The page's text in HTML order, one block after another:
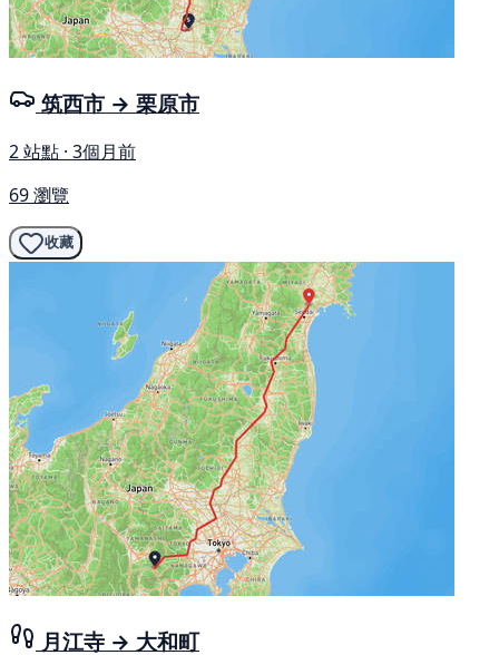
筑西市 → 栗原市
2 站點 · 3個月前
69 瀏覽
收藏
月江寺 → 大和町